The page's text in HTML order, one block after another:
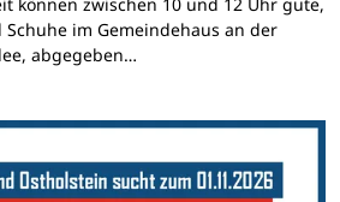
im Gemeindehaus an der
abgegeben…